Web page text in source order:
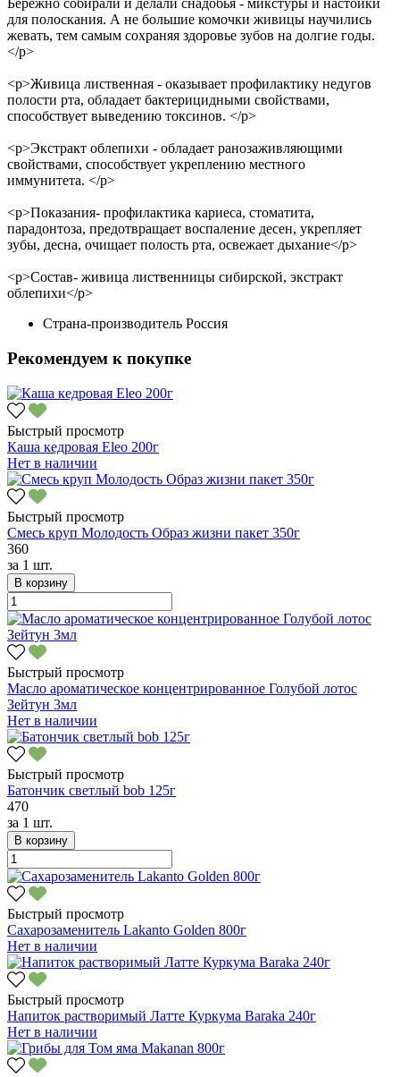
Бережно собирали и делали снадобья - микстуры и настойки
для полоскания. А не большие комочки живицы научились
жевать, тем самым сохраняя здоровье зубов на долгие годы.
</p>
<p>Живица лиственная - оказывает профилактику недугов
полости рта, обладает бактерицидными свойствами,
способствует выведению токсинов. </p>
<p>Экстракт облепихи - обладает ранозаживляющими
свойствами, способствует укреплению местного
иммунитета. </p>
<p>Показания- профилактика кариеса, стоматита,
парадонтоза, предотвращает воспаление десен, укрепляет
зубы, десна, очищает полость рта, освежает дыхание</p>
<p>Состав- живица лиственницы сибирской, экстракт
облепихи</p>
Страна-производитель Россия
Рекомендуем к покупке
Быстрый просмотр
Каша кедровая Eleo 200г
Нет в наличии
Быстрый просмотр
Смесь круп Молодость Образ жизни пакет 350г
360
за 1 шт.
В корзину
Быстрый просмотр
Масло ароматическое концентрированное Голубой лотос
Зейтун 3мл
Нет в наличии
Быстрый просмотр
Батончик светлый bob 125г
470
за 1 шт.
В корзину
Быстрый просмотр
Сахарозаменитель Lakanto Golden 800г
Нет в наличии
Быстрый просмотр
Напиток растворимый Латте Куркума Baraka 240г
Нет в наличии